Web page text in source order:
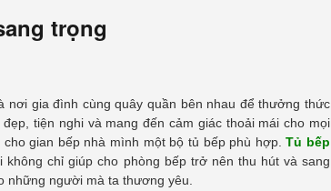
trọng
nơi gia đình cùng quây quần bên nhau để thưởng thức
tiện nghi và mang đến cảm giác thoải mái cho mọi
gian bếp nhà mình một bộ tủ bếp phù hợp.Tủ bếp
chỉ giúp cho phòng bếp trở nên thu hút và sang
những người mà ta thương yêu.